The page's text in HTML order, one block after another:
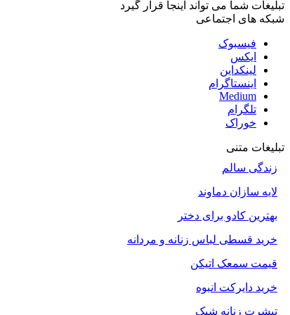
تبلیغات شما می تواند اینجا قرار گیرد
شبکه های اجتماعی
فیسبوک
ایکس
لینکداین
اینستاگرام
Medium
تلگرام
خوراک
تبلیغات متنی
زندگی سالم
لایه سازان دماوند
بهترین کادو برای دختر
خرید قسطی لباس زنانه و مردانه
قیمت سمعک اتیکن
خرید دایرکت انبوه
تیشرت زنانه شیک